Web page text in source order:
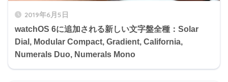
2019年6月5日
watchOS 6に追加される新しい文字盤全種：Solar
Dial, Modular Compact, Gradient, California,
Numerals Duo, Numerals Mono